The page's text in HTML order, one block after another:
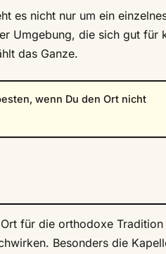
es nicht nur um ein
Umgebung, die sich gut für
das Ganze.
wenn Du den Ort nicht
für die orthodoxe
Besonders die